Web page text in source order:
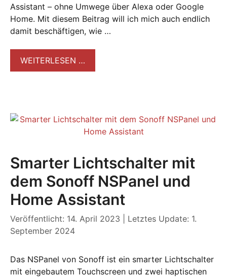
Assistant – ohne Umwege über Alexa oder Google
Home. Mit diesem Beitrag will ich mich auch endlich
damit beschäftigen, wie …
WEITERLESEN …
Smarter Lichtschalter mit
dem Sonoff NSPanel und
Home Assistant
Veröffentlicht: 14. April 2023
Letztes Update: 1.
September 2024
Das NSPanel von Sonoff ist ein smarter Lichtschalter
mit eingebautem Touchscreen und zwei haptischen